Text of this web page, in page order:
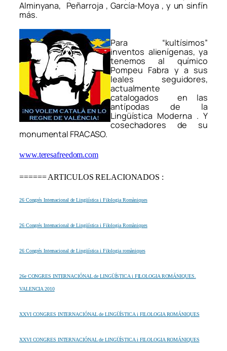
Alminyana, Peñarroja , García-Moya , y un sinfín
más.
Para “kultísimos”
inventos alienígenas, ya
tenemos al químico
Pompeu Fabra y a sus
leales seguidores,
actualmente
catalogados en las
antípodas de la
Lingüística Moderna . Y
cosechadores de su
monumental FRACASO.
www.teresafreedom.com
====== ARTICULOS RELACIONADOS :
26 Congrés Internacional de Lingüística i Filologia Romàniques
26 Congrés Internacional de Lingüística i Filologia Romàniques
26 Congrés Internacional de Lingüística i Filologia romàniques
26e CONGRES INTERNACIÓNAL de LINGÜÍSTICA i FILOLOGIA ROMÁNIQUES.
VALENCIA 2010
XXVI CONGRES INTERNACIÓNAL de LINGÜÍSTICA i FILOLOGIA ROMÁNIQUES
XXVI CONGRES INTERNACIÓNAL de LINGÜÍSTICA i FILOLOGIA ROMÁNIQUES